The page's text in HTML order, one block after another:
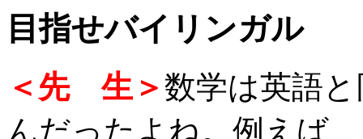
目指せバイリンガル
＜先 生＞数学は英語
んだったよね。例えば